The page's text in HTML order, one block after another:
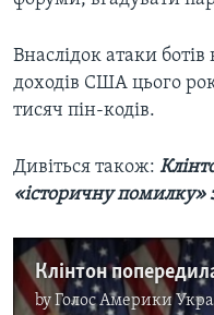
Внаслідок атаки
доходів США цього
тисяч пін-кодів.
Дивіться також:
«історичну
byГолос Америки